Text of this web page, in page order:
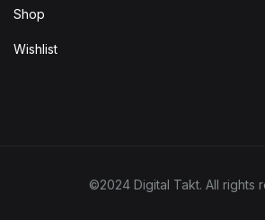
Shop
Wishlist
©2024 Digital Takt. All rights